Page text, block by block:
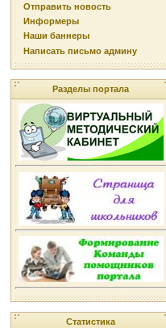
Отправить новость
Информеры
Наши баннеры
Написать письмо админу
Разделы портала
Статистика